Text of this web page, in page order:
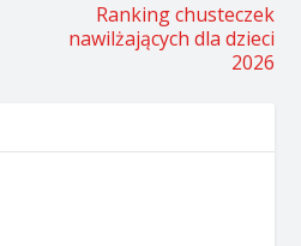
Ranking chusteczek
nawilżających dla dzieci
2026